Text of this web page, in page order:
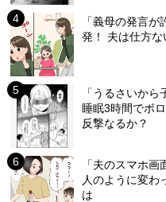
「義母の発言
発！ 夫は仕方な
「うるさいか
睡眠3時間でボ
反撃なるか？
「夫のスマホ
人のように変わ
は